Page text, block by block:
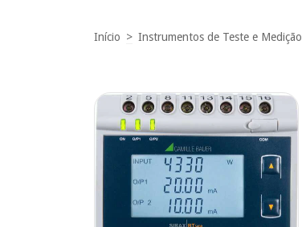
Início > Instrumentos de Teste e